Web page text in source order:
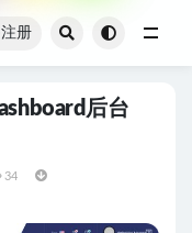
注册
后台
34